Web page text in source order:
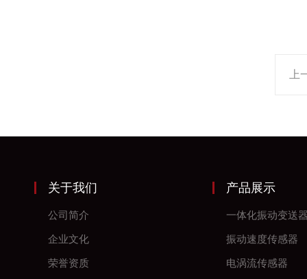
上
关于我们
公司简介
企业文化
荣誉资质
产品展示
一体化振动变送
振动速度传感器
电涡流传感器